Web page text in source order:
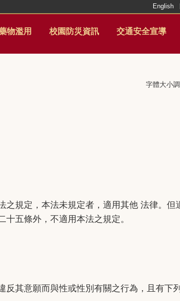
物濫用 校園防災資訊 交通安全宣導
English
字體大小
規定，本法未規定者，適用其他 法律。但
五條外，不適用本法之規定。
意願而與性或性別有關之行為，且有下列